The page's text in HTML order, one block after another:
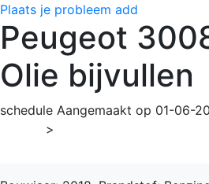
Plaats je probleem add
Peugeot
Olie bijvullen
schedule Aangemaakt op 01-06-
>